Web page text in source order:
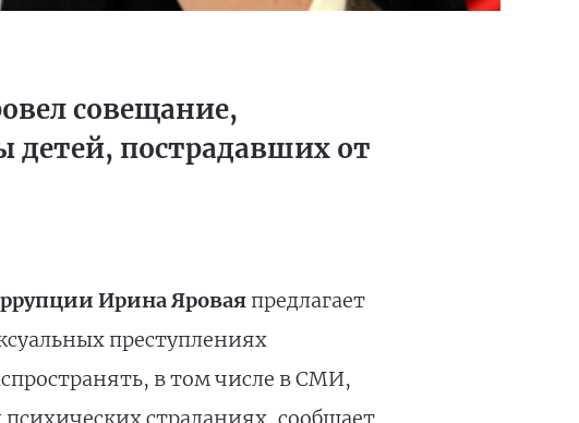
совещание,
детей, пострадавших от
Ирина Яроваяпредлагает
преступлениях
в том числе в СМИ,